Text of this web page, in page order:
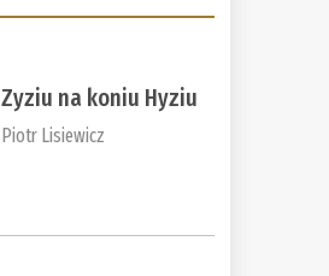
Zyziu na koniu Hyziu
Piotr Lisiewicz